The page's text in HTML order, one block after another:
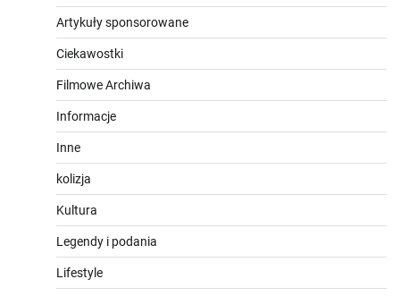
Artykuły sponsorowane
Ciekawostki
Filmowe Archiwa
Informacje
Inne
kolizja
Kultura
Legendy i podania
Lifestyle